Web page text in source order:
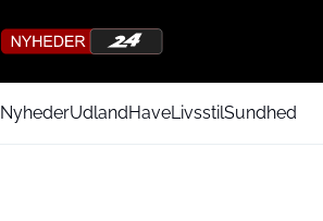
NyhederUdlandHaveLivsstilSundhed